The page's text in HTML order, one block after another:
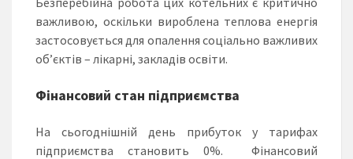
важливою, оскільки вироблена теплова енергія
застосовується для опалення соціально важливих
об’єктів – лікарні, закладів освіти.
Фінансовий стан підприємства
На сьогоднішній день прибуток у тарифах
підприємства становить 0%. Фінансовий